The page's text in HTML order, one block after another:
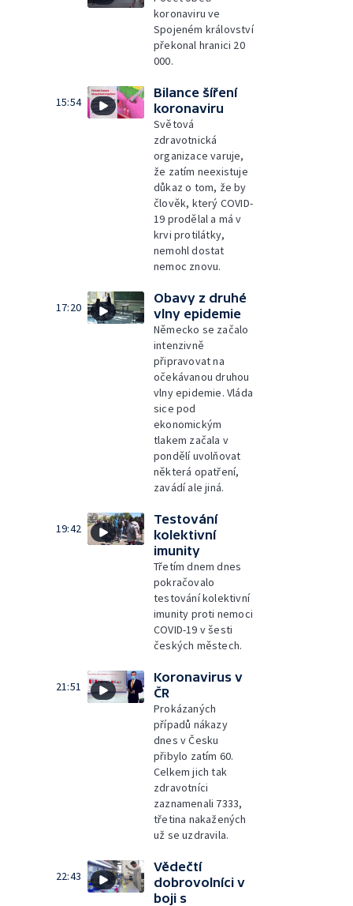
koronaviru ve
Spojeném království
překonal hranici 20
000.
15:54
Bilance šíření
koronaviru
Světová
zdravotnická
organizace varuje,
že zatím neexistuje
důkaz o tom, že by
člověk, který COVID-
19 prodělal a má v
krvi protilátky,
nemohl dostat
nemoc znovu.
17:20
Obavy z druhé
vlny epidemie
Německo se začalo
intenzivně
připravovat na
očekávanou druhou
vlny epidemie. Vláda
sice pod
ekonomickým
tlakem začala v
pondělí uvolňovat
některá opatření,
zavádí ale jiná.
19:42
Testování
kolektivní
imunity
Třetím dnem dnes
pokračovalo
testování kolektivní
imunity proti nemoci
COVID-19 v šesti
českých městech.
21:51
Koronavirus v
ČR
Prokázaných
případů nákazy
dnes v Česku
přibylo zatím 60.
Celkem jich tak
zdravotníci
zaznamenali 7333,
třetina nakažených
už se uzdravila.
22:43
Vědečtí
dobrovolníci v
boji s